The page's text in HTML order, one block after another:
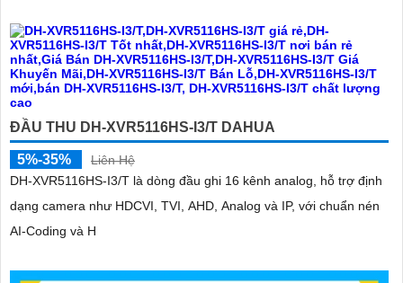
ĐẦU THU DH-XVR5116HS-I3/T DAHUA
5%-35%
Liên Hệ
DH-XVR5116HS-I3/T là dòng đầu ghi 16 kênh analog, hỗ trợ định
dạng camera như HDCVI, TVI, AHD, Analog và IP, với chuẩn nén
AI-Coding và H